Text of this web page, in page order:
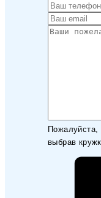
Пожалуйста,
выбрав